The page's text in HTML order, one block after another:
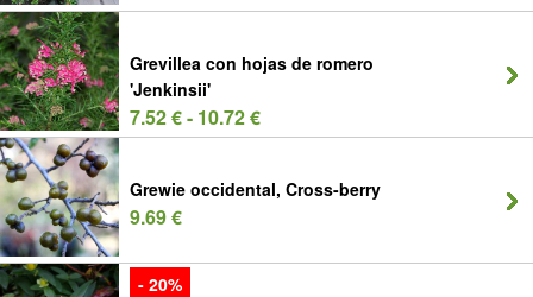
Grevillea con hojas de romero
'Jenkinsii'
7.52 € - 10.72 €
Grewie occidental, Cross-berry
9.69 €
- 20%